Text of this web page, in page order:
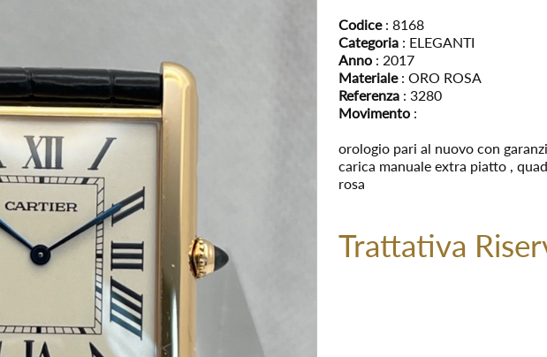
Codice: 8168
Categoria: ELEGANTI
Anno: 2017
Materiale: ORO ROSA
Referenza: 3280
Movimento:
orologio pari al nuovo con
carica manuale extra piatto ,
rosa
Trattativa